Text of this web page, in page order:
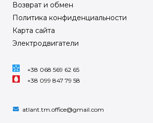
Возврат и обмен
Политика конфиденциальности
Карта сайта
Электродвигатели
+38 068 569 62 65
+38 099 847 79 58
atlant.tm.office@gmail.com